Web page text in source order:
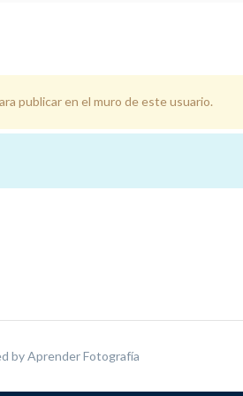
publicar en el muro de este usuario.
byAprender Fotografía